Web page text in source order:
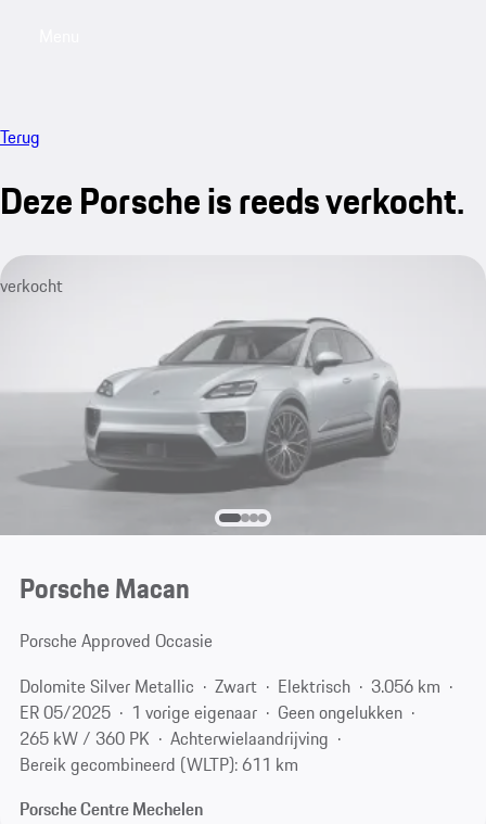
Terug
Deze Porsche is reeds verkocht.
verkocht
Porsche Macan
Porsche Approved Occasie
Dolomite Silver Metallic
Zwart Elektrisch
3.056 km
ER 05/2025
1 vorige eigenaar
Geen ongelukken
265 kW / 360 PK
Achterwielaandrijving
Bereik gecombineerd (WLTP): 611 km
Porsche Centre Mechelen